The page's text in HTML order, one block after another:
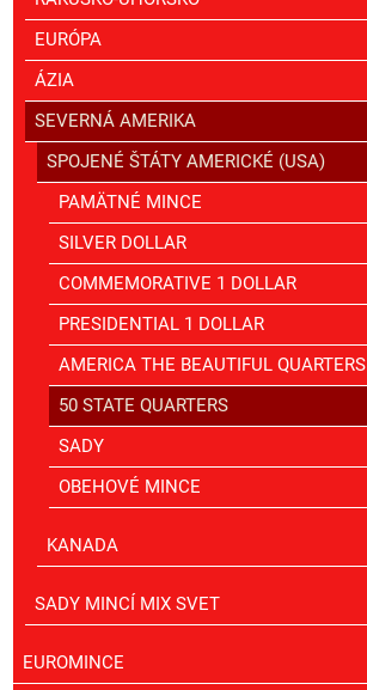
EURÓPA
ÁZIA
SEVERNÁ AMERIKA
SPOJENÉ ŠTÁTY AMERICKÉ (USA)
PAMÄTNÉ MINCE
SILVER DOLLAR
COMMEMORATIVE 1 DOLLAR
PRESIDENTIAL 1 DOLLAR
AMERICA THE BEAUTIFUL QUARTERS
50 STATE QUARTERS
SADY
OBEHOVÉ MINCE
KANADA
SADY MINCÍ MIX SVET
EUROMINCE